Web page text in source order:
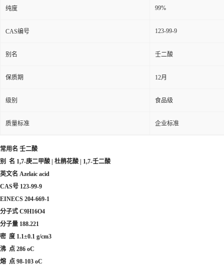
纯度 99%
CAS编号 123-99-9
别名 壬二酸
保质期 12月
级别 食品级
质量标准 企业标准
常用名 壬二酸
别 名 1,7-庚二甲酸 | 杜鹃花酸 | 1,7-壬二酸
英文名 Azelaic acid
CAS号 123-99-9
EINECS 204-669-1
分子式 C9H16O4
分子量 188.221
密 度 1.1±0.1 g/cm3
沸 点 286 oC
熔 点 98-103 oC